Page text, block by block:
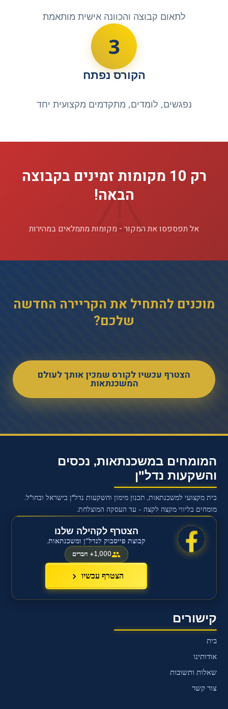
לתאום קבוצה והכוונה אישית מותאמת
3
הקורס נפתח
נפגשים, לומדים, מתקדמים מקצועית יחד
רק 10 מקומות זמינים בקבוצה
הבאה!
אל תפספסו את המקור - מקומות מתמלאים במהירות
מוכנים להתחיל את הקריירה החדשה
שלכם?
הצטרף עכשיו לקורס שמכין אותך לעולם
המשכנתאות
המומחים במשכנתאות, נכסים
והשקעות נדל"ן
בית מקצועי למשכנתאות, תכנון מימון והשקעות נדל"ן בישראל ובחו"ל.
מומחים בליווי מקצה לקצה - עד העסקה המוצלחת.
הצטרף לקהילה שלנו
קבוצת פייסבוק לנדל"ן ומשכנתאות.
1,000+ חברים
הצטרף עכשיו
קישורים
בית
אודותינו
שאלות ותשובות
צור קשר